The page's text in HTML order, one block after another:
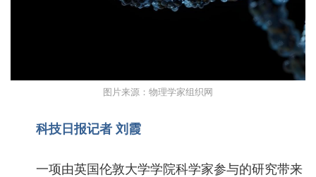
图片来源：物理学家组织网
科技日报记者 刘霞
一项由英国伦敦大学学院科学家参与的研究带来